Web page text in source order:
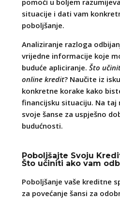
situacije i dati vam
poboljšanje.
Analiziranje razloga
vrijedne informacije koje
buduće apliciranje. Što
online kredit? Naučite iz
konkretne korake kako
financijsku situaciju. Na taj
svoje šanse za uspješno
budućnosti.
Poboljšajte Svoju
Što učiniti ako vam
Poboljšanje vaše kreditne
za povećanje šansi za